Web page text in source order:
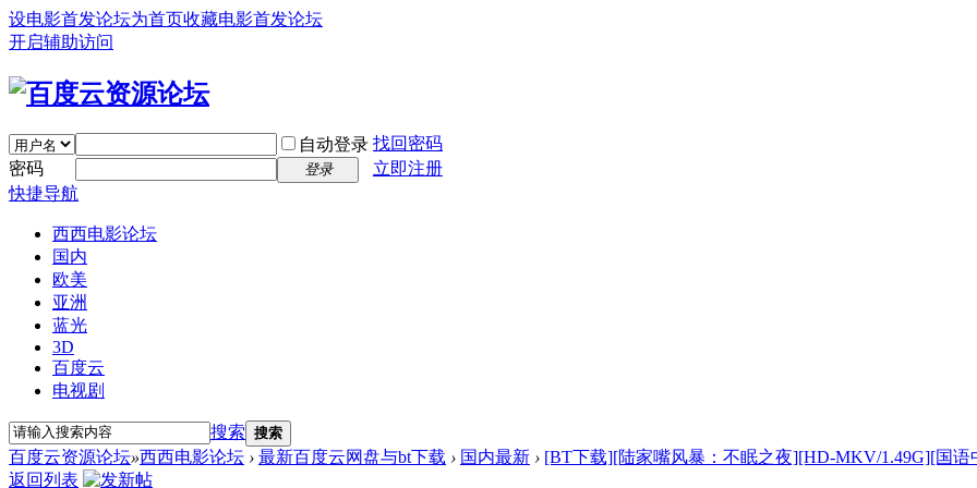
设电影首发论坛为首页收藏电影首发论坛
开启辅助访问
自动登录 找回密码
密码
登录
立即注册
快捷导航
西西电影论坛
国内
欧美
亚洲
蓝光
3D
百度云
电视剧
搜索 搜索
百度云资源论坛»西西电影论坛 › 最新百度云网盘与bt下载 › 国内最新 › [BT下载][陆家嘴风暴：不眠之夜][HD-MKV/1.49G][国语
返回列表